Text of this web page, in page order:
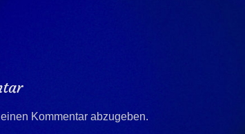
Kommentar abzugeben.